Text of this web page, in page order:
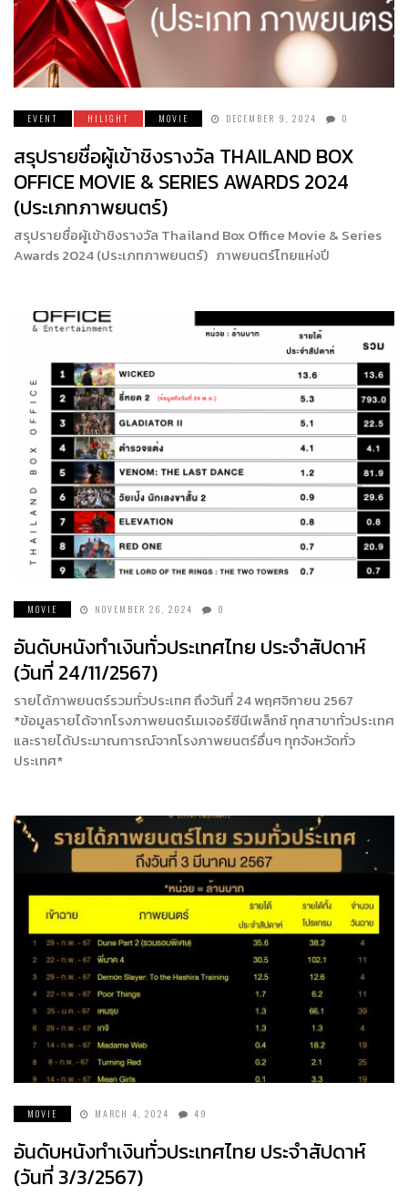
EVENT HILIGHT MOVIE DECEMBER 9, 2024 0
สรุปรายชื่อผู้เข้าชิงรางวัล THAILAND BOX
OFFICE MOVIE & SERIES AWARDS 2024
(ประเภทภาพยนตร์)
สรุปรายชื่อผู้เข้าชิงรางวัล Thailand Box Office Movie & Series
Awards 2024 (ประเภทภาพยนตร์) ภาพยนตร์ไทยแห่งปี
MOVIE NOVEMBER 26, 2024 0
อันดับหนังทำเงินทั่วประเทศไทย ประจำสัปดาห์
(วันที่ 24/11/2567)
รายได้ภาพยนตร์รวมทั่วประเทศ ถึงวันที่ 24 พฤศจิกายน 2567
*ข้อมูลรายได้จากโรงภาพยนตร์เมเจอร์ซีนีเพล็กซ์ ทุกสาขาทั่วประเทศ
และรายได้ประมาณการณ์จากโรงภาพยนตร์อื่นๆ ทุกจังหวัดทั่ว
ประเทศ*
MOVIE MARCH 4, 2024 49
อันดับหนังทำเงินทั่วประเทศไทย ประจำสัปดาห์
(วันที่ 3/3/2567)